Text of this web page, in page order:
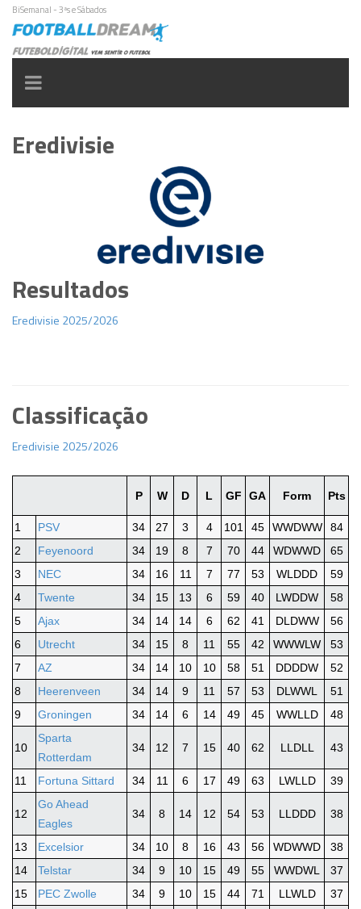
BiSemanal - 3ªs e Sábados
Toggle
navigation
Eredivisie
Resultados
Eredivisie 2025/2026
Classificação
Eredivisie 2025/2026
P W D L GF GA Form Pts
1 PSV 34 27 3 4 101 45 WWDWW
84
2
Feyenoord 34 19 8 7 70 44 WDWWD
65
3
NEC 34 16 11 7 77 53 WLDDD
59
4
Twente 34 15 13 6 59 40 LWDDW
58
5
Ajax 34 14 14 6 62 41 DLDWW
56
6
Utrecht 34 15 8 11 55 42 WWWLW
53
7
AZ 34 14 10 10 58 51 DDDDW
52
8
Heerenveen 34 14 9 11 57 53 DLWWL
51
9
Groningen 34 14 6 14 49 45 WWLLD 48
10
Sparta
Rotterdam
34 12 7 15 40 62 LLDLL 43
11 Fortuna Sittard 34 11 6 17 49 63 LWLLD 39
12
Go Ahead
Eagles
34 8 14 12 54 53 LLDDD 38
13 Excelsior 34 10 8 16 43 56 WDWWD
38
14
Telstar 34 9 10 15 49 55 WWDWL
37
15
PEC Zwolle 34 9 10 15 44 71 LLWLD
37